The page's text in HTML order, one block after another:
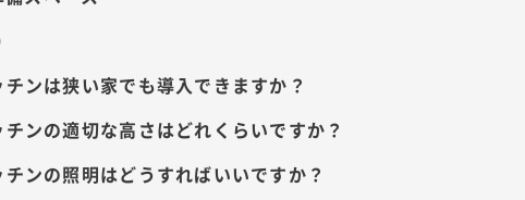
ンは狭い家でも導入できますか？
ンの適切な高さはどれくらいですか？
ンの照明はどうすればいいですか？